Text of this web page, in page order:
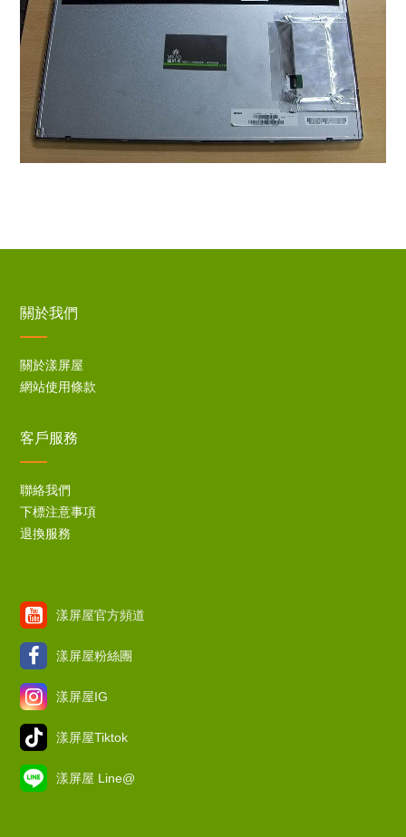
關於我們
關於漾屏屋
網站使用條款
客戶服務
聯絡我們
下標注意事項
退換服務
漾屏屋官方頻道
漾屏屋粉絲團
漾屏屋IG
漾屏屋Tiktok
漾屏屋 Line@